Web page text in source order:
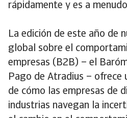
rápidamente y es a
La edición de este año de
global sobre el
empresas (B2B) – el
Pago de Atradius – ofrece
de cómo las empresas de
industrias navegan la